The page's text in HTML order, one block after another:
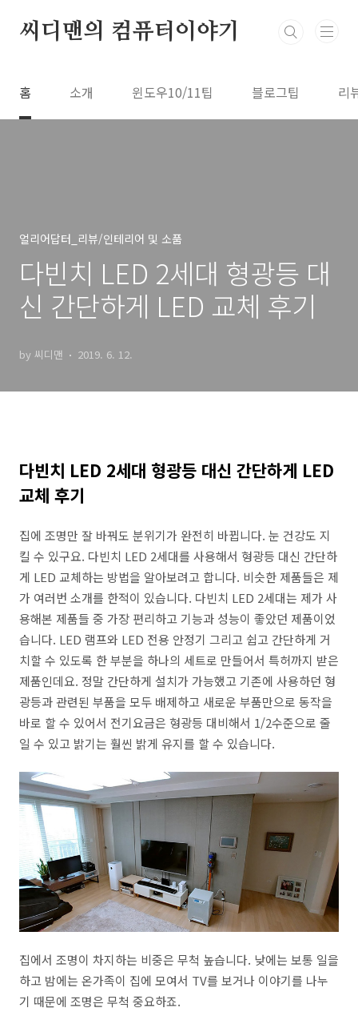
씨디맨의 컴퓨터이야기
홈 소개 윈도우10/11팁 블로그팁 리
얼리어답터_리뷰/인테리어 및 소품
다빈치 LED 2세대 형광등 대
신 간단하게 LED 교체 후기
by 씨디맨 2019. 6. 12.
다빈치 LED 2세대 형광등 대신 간단하게 LED
교체 후기
집에 조명만 잘 바꿔도 분위기가 완전히 바뀝니다. 눈 건강도 지
킬 수 있구요. 다빈치 LED 2세대를 사용해서 형광등 대신 간단하
게 LED 교체하는 방법을 알아보려고 합니다. 비슷한 제품들은 제
가 여러번 소개를 한적이 있습니다. 다빈치 LED 2세대는 제가 사
용해본 제품들 중 가장 편리하고 기능과 성능이 좋았던 제품이었
습니다. LED 램프와 LED 전용 안정기 그리고 쉽고 간단하게 거
치할 수 있도록 한 부분을 하나의 세트로 만들어서 특허까지 받은
제품인데요. 정말 간단하게 설치가 가능했고 기존에 사용하던 형
광등과 관련된 부품을 모두 배제하고 새로운 부품만으로 동작을
바로 할 수 있어서 전기요금은 형광등 대비해서 1/2수준으로 줄
일 수 있고 밝기는 훨씬 밝게 유지를 할 수 있습니다.
집에서 조명이 차지하는 비중은 무척 높습니다. 낮에는 보통 일을
하고 밤에는 온가족이 집에 모여서 TV를 보거나 이야기를 나누
기 때문에 조명은 무척 중요하죠.